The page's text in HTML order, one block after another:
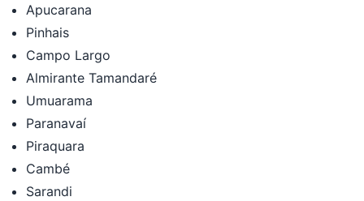
Apucarana
Pinhais
Campo Largo
Almirante Tamandaré
Umuarama
Paranavaí
Piraquara
Cambé
Sarandi